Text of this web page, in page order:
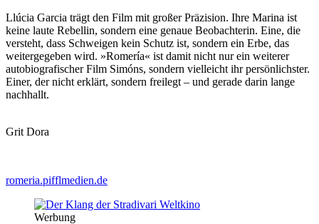
Llúcia Garcia trägt den Film mit großer Präzision. Ihre Marina ist
keine laute Rebellin, sondern eine genaue Beobachterin. Eine, die
versteht, dass Schweigen kein Schutz ist, sondern ein Erbe, das
weitergegeben wird. »Romería« ist damit nicht nur ein weiterer
autobiografischer Film Simóns, sondern vielleicht ihr persönlichster.
Einer, der nicht erklärt, sondern freilegt – und gerade darin lange
nachhallt.
Grit Dora
romeria.pifflmedien.de
Werbung